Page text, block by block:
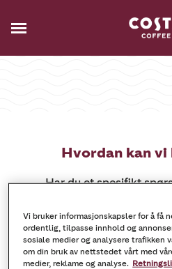
Hvordan kan vi
Har du et spesifikt
Vi er her
Hotline: +47
Vi bruker informasjonskapsler for å få
ordentlig, tilpasse innhold og
sosiale medier og analysere trafikken
om din bruk av nettstedet vårt med
medier, reklame og analyse.